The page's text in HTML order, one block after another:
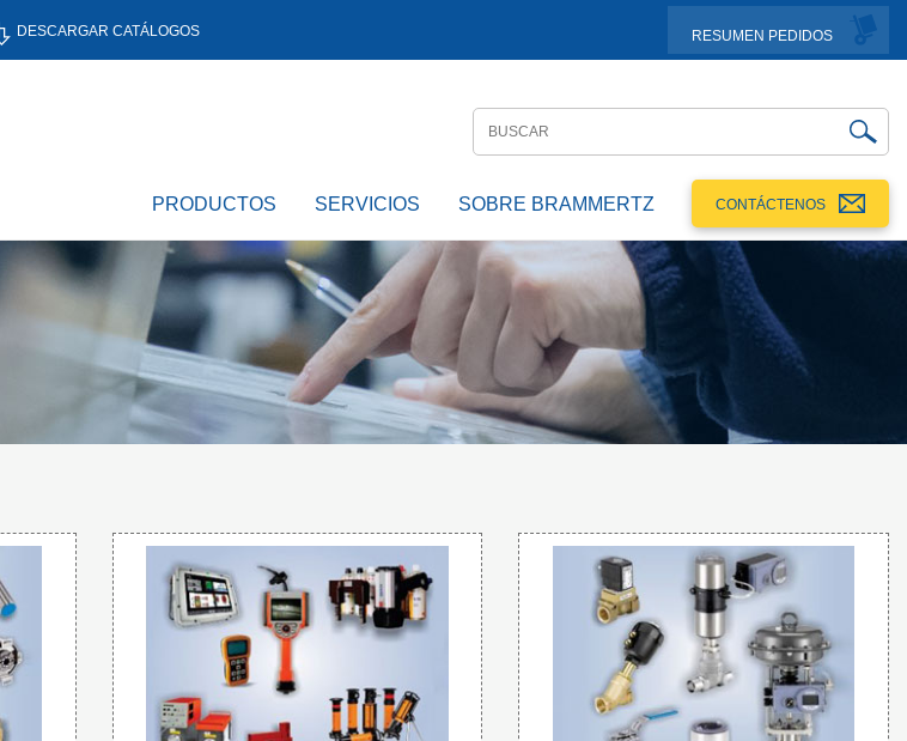
DESCARGAR CATÁLOGOS RESUMEN PEDIDOS
PRODUCTOS SERVICIOS SOBRE BRAMMERTZ CONTÁCTENOS